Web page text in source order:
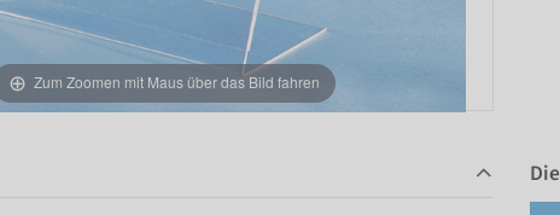
Zum Zoomen mit Maus über das Bild fahren